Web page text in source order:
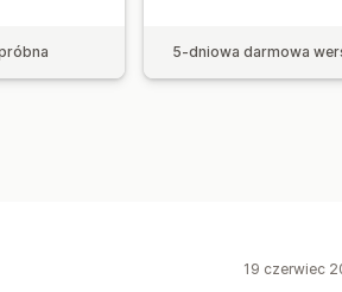
5-dniowa darmowa
19 czerwiec